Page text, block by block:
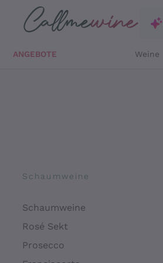
Zum Hauptinhalt springen
ANGEBOTE Weine
Schaumweine
Schaumweine
Rosé Sekt
Prosecco